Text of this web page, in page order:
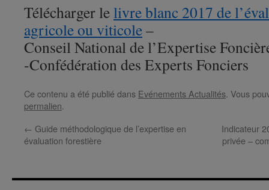
Télécharger lelivre blanc 2017 de
agricole ou viticole–
Conseil National de l’Expertise
-Confédération des Experts Fonciers
Ce contenu a été publié dans Evénements Actualités. Vous
permalien.
← Guide méthodologique de l’expertise en
évaluation forestière
Indicateur
privée –